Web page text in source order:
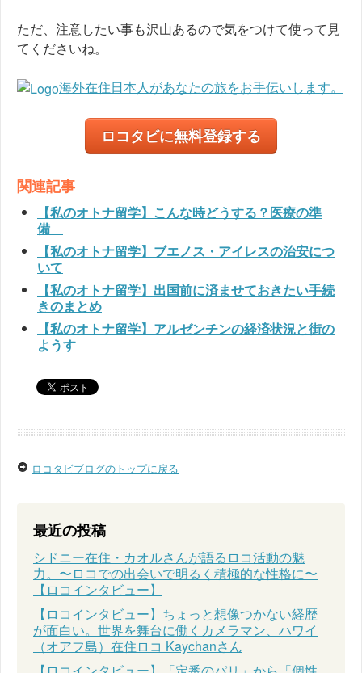
ただ、注意したい事も沢山あるので気をつけて使って見
てくださいね。
海外在住日本人があなたの旅をお手伝いします。
ロコタビに無料登録する
関連記事
【私のオトナ留学】こんな時どうする？医療の準
備
【私のオトナ留学】ブエノス・アイレスの治安につ
いて
【私のオトナ留学】出国前に済ませておきたい手続
きのまとめ
【私のオトナ留学】アルゼンチンの経済状況と街の
ようす
ロコタビブログのトップに戻る
最近の投稿
シドニー在住・カオルさんが語るロコ活動の魅
力。〜ロコでの出会いで明るく積極的な性格に〜
【ロコインタビュー】
【ロコインタビュー】ちょっと想像つかない経歴
が面白い。世界を舞台に働くカメラマン、ハワイ
（オアフ島）在住ロコ Kaychanさん